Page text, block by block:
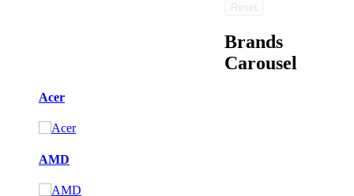
Brands
Carousel
Acer
AMD